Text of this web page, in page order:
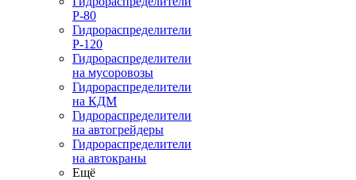
Р-80
Гидрораспределители
Р-120
Гидрораспределители
на мусоровозы
Гидрораспределители
на КДМ
Гидрораспределители
на автогрейдеры
Гидрораспределители
на автокраны
Ещё